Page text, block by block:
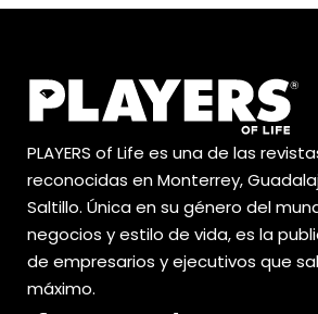
PLAYERS of Life es una de las
reconocidas en Monterrey,
Saltillo. Única en su género del
negocios y estilo de vida, es la
de empresarios y ejecutivos que
máximo.